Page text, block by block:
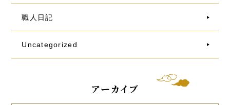
職人日記
Uncategorized
アーカイブ